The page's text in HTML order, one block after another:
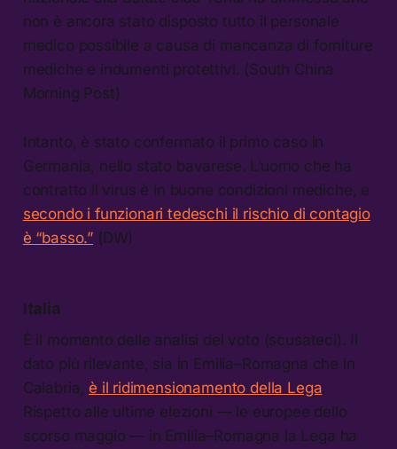
non è ancora stato disposto tutto il personale
medico possibile a causa di mancanza di forniture
mediche e indumenti protettivi. (South China
Morning Post)
Intanto, è stato confermato il primo caso in
Germania, nello stato bavarese. L’uomo che ha
contratto il virus è in buone condizioni mediche, e
secondo i funzionari tedeschi il rischio di contagio
è “basso.” (DW)
Italia
È il momento delle analisi del voto (scusateci). Il
dato più rilevante, sia in Emilia–Romagna che in
Calabria, è il ridimensionamento della Lega.
Rispetto alle ultime elezioni — le europee dello
scorso maggio — in Emilia–Romagna la Lega ha